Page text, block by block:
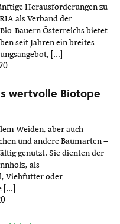
Herausforderungen zu
als Verband der
Bauern Österreichs bietet
seit Jahren ein breites
[…]
wertvolle Biotope
Weiden, aber auch
und andere Baumarten –
genutzt. Sie dienten der
als
Viehfutter oder
[…]